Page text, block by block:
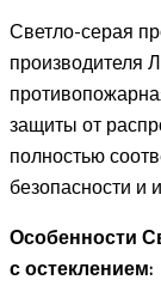
Светло-серая
производителя
защиты от
полностью
безопасности и
Особенности
с остеклением: